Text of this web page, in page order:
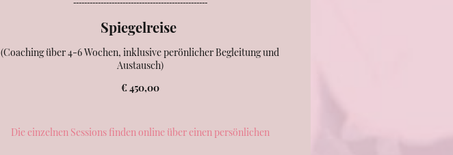
Spiegelreise
(Coaching über 4-6 Wochen, inklusive perönlicher Begleitung und
Austausch)
€ 450,00
Die einzelnen Sessions finden online über einen persönlichen